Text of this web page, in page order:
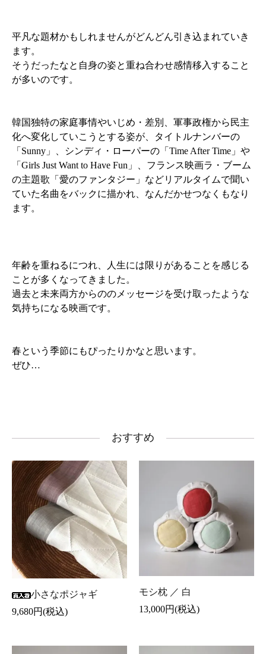
平凡な題材かもしれませんがどんどん引き込まれていき
ます。
そうだったなと自身の姿と重ね合わせ感情移入すること
が多いのです。
韓国独特の家庭事情やいじめ・差別、軍事政権から民主
化へ変化していこうとする姿が、タイトルナンバーの
「Sunny」、シンディ・ローパーの「Time After Time」や
「Girls Just Want to Have Fun」、フランス映画ラ・ブーム
の主題歌「愛のファンタジー」などリアルタイムで聞い
ていた名曲をバックに描かれ、なんだかせつなくもなり
ます。
年齢を重ねるにつれ、人生には限りがあることを感じる
ことが多くなってきました。
過去と未来両方からののメッセージを受け取ったような
気持ちになる映画です。
春という季節にもぴったりかなと思います。
ぜひ…
おすすめ
小さなポジャギ
9,680円(税込)
モシ枕 ／ 白
13,000円(税込)